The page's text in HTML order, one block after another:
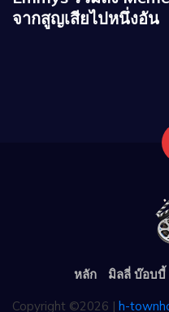
จากสูญเสียไปหนึ่งอัน
หลัก มิลลี่ บ๊อบบี้
Copyright ©2026 | h-